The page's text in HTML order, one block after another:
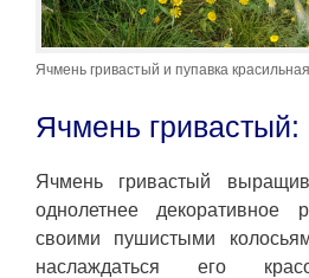
Ячмень гривастый и пупавка
Ячмень гривастый:
Ячмень гривастый
однолетнее декоративное
своими пушистыми
наслаждаться его